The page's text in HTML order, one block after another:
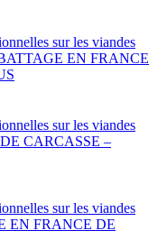
sur les viandes
EN FRANCE
sur les viandes
CARCASSE –
sur les viandes
EN FRANCE DE